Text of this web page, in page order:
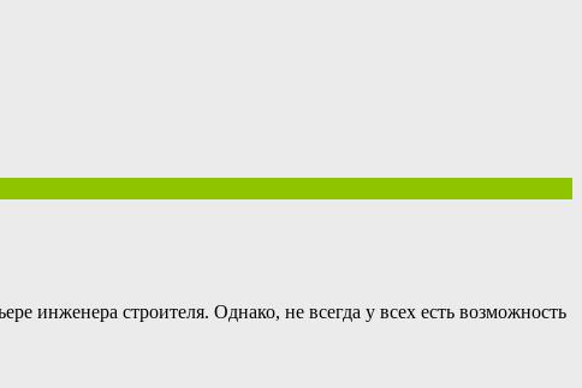
инженера строителя. Однако, не всегда у всех есть возможность